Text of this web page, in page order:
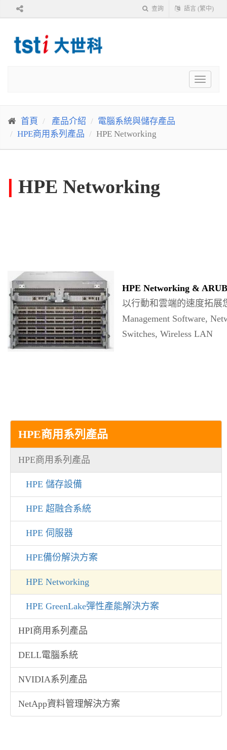
查詢 語言 (繁中)
Toggle
首頁 產品介紹
電腦系統與儲存產品
HPE商用系列產品
HPE Networking
| HPE Networking
HPE Networking &
以行動和雲端的速度拓展
Management Software,
Switches, Wireless LAN
HPE商用系列產品
HPE商用系列產品
HPE 儲存設備
HPE 超融合系統
HPE 伺服器
HPE備份解決方案
HPE Networking
HPE GreenLake彈性產能解決方案
HPI商用系列產品
DELL電腦系統
NVIDIA系列產品
NetApp資料管理解決方案